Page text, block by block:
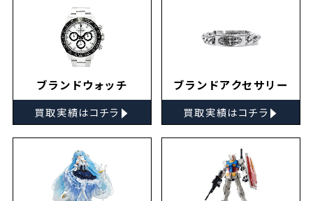
ブランドウォッチ
買取実績はコチラ ▸
ブランドアクセサリー
買取実績はコチラ ▸